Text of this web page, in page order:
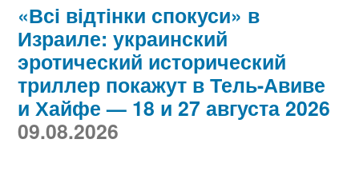
«Всі відтінки спокуси» в
Израиле: украинский
эротический исторический
триллер покажут в Тель-Авиве
и Хайфе — 18 и 27 августа 2026
09.08.2026